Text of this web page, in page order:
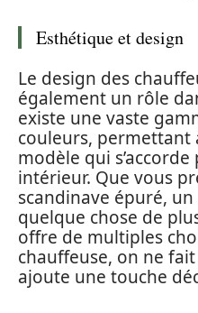
Esthétique et design
Le design des
également un rôle
existe une vaste
couleurs, permettant
modèle qui
intérieur. Que vous
scandinave épuré,
quelque chose de
offre de multiples
chauffeuse, on ne
ajoute une touche